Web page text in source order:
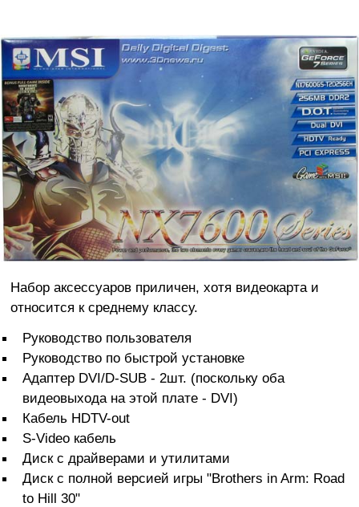
Набор аксессуаров приличен, хотя видеокарта и
относится к среднему классу.
Руководство пользователя
Руководство по быстрой установке
Адаптер DVI/D-SUB - 2шт. (поскольку оба
видеовыхода на этой плате - DVI)
Кабель HDTV-out
S-Video кабель
Диск с драйверами и утилитами
Диск с полной версией игры "Brothers in Arm: Road
to Hill 30"